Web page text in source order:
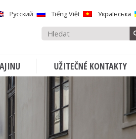
Русский Tiếng Việt Українська
UŽITEČNÉ KONTAKTY